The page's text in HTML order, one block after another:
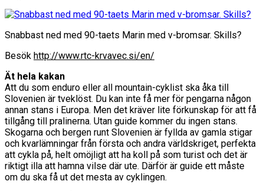
Snabbast ned med 90-taets Marin med v-bromsar. Skills?
Besök http://www.rtc-krvavec.si/en/
Ät hela kakan
Att du som enduro eller all mountain-cyklist ska åka till
Slovenien är tveklöst. Du kan inte få mer för pengarna någon
annan stans i Europa. Men det kräver lite förkunskap för att få
tillgång till pralinerna. Utan guide kommer du ingen stans.
Skogarna och bergen runt Slovenien är fyllda av gamla stigar
och kvarlämningar från första och andra världskriget, perfekta
att cykla på, helt omöjligt att ha koll på som turist och det är
riktigt illa att hamna vilse där ute. Därför är guide ett måste
om du ska få ut det mesta av cyklingen.